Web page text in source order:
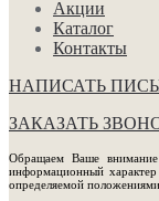
Акции
Каталог
Контакты
НАПИСАТЬ
ЗАКАЗАТЬ
Обращаем Ваше
информационный
определяемой